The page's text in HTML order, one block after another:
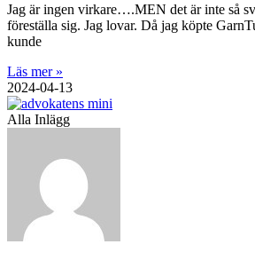
Jag är ingen virkare….MEN det är inte så
föreställa sig. Jag lovar. Då jag köpte
kunde
Läs mer »
2024-04-13
Alla Inlägg